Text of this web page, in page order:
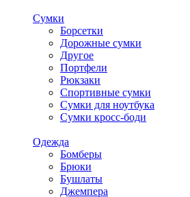
Сумки
Борсетки
Дорожные сумки
Другое
Портфели
Рюкзаки
Спортивные сумки
Сумки для ноутбука
Сумки кросс-боди
Одежда
Бомберы
Брюки
Бушлаты
Джемпера